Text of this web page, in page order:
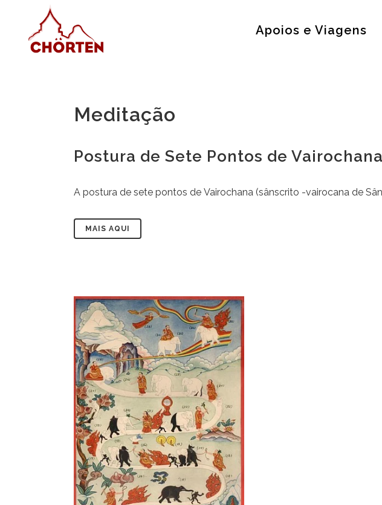
Apoios e Viagens
Meditação
Postura de Sete Pontos de Vairochana
A postura de sete pontos de Vairochana (sânscrito -vairocana de
MAIS AQUI